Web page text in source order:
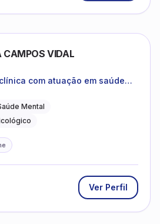
CAMPOS VIDAL
com atuação em saúde
Mental
Ver Perfil